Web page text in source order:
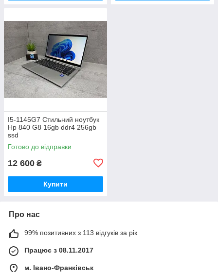
I5-1145G7 Стильний ноутбук
Hp 840 G8 16gb ddr4 256gb
ssd
Готово до відправки
12 600 ₴
Купити
Про нас
99% позитивних з 113 відгуків за рік
Працює з 08.11.2017
м. Івано-Франківськ